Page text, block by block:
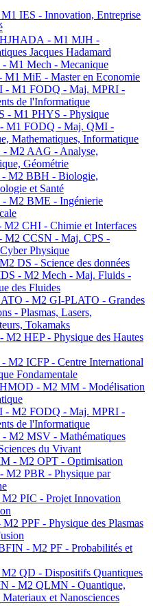
IES - Innovation, Entreprise
- M1 MJH -
Jacques Hadamard
M1 Mech - Mecanique
MiE - Master en Economie
- M1 FODQ - Maj. MPRI -
de l'Informatique
- M1 PHYS - Physique
M1 FODQ - Maj. QMI -
Mathematiques, Informatique
M2 AAG - Analyse,
Géométrie
M2 BBH - Biologie,
et Santé
M2 BME - Ingénierie
CHI - Chimie et Interfaces
M2 CCSN - Maj. CPS -
Physique
DS - Science des données
- M2 Mech - Maj. Fluids -
des Fluides
- M2 GI-PLATO - Grandes
- Plasmas, Lasers,
Tokamaks
M2 HEP - Physique des Hautes
M2 ICFP - Centre International
Fondamentale
- M2 MM - Modélisation
- M2 FODQ - Maj. MPRI -
de l'Informatique
M2 MSV - Mathématiques
du Vivant
- M2 OPT - Optimisation
M2 PBR - Physique par
PIC - Projet Innovation
PPF - Physique des Plasmas
- M2 PF - Probabilités et
QD - Dispositifs Quantiques
- M2 QLMN - Quantique,
et Nanosciences